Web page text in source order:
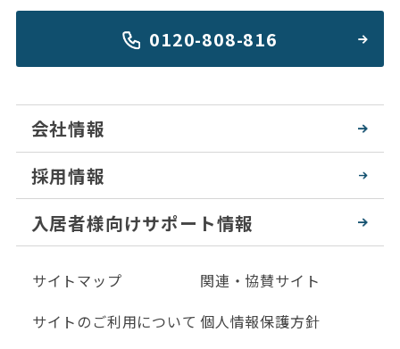
0120-808-816
会社情報
採用情報
入居者様向けサポート情報
サイトマップ
関連・協賛サイト
サイトのご利用について 個人情報保護方針